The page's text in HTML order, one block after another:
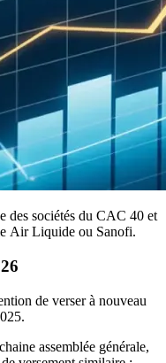
des sociétés du CAC 40 et
Air Liquide ou Sanofi.
de verser à nouveau
assemblée générale,